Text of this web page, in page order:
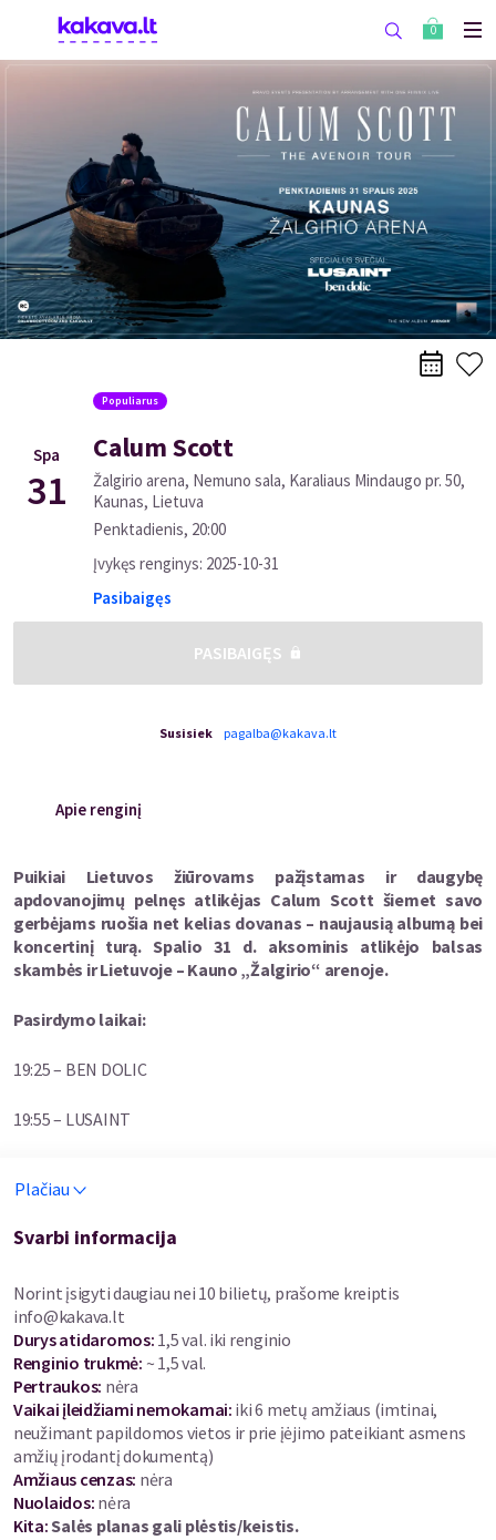
0
Spa
31
Populiarus
Calum Scott
Žalgirio arena, Nemuno sala, Karaliaus Mindaugo pr. 50,
Kaunas, Lietuva
Penktadienis, 20:00
Įvykęs renginys: 2025-10-31
Pasibaigęs
PASIBAIGĘS
Susisiek pagalba@kakava.lt
Apie renginį
Puikiai Lietuvos žiūrovams pažįstamas ir daugybę
apdovanojimų pelnęs atlikėjas Calum Scott šiemet savo
gerbėjams ruošia net kelias dovanas – naujausią albumą bei
koncertinį turą. Spalio 31 d. aksominis atlikėjo balsas
skambės ir Lietuvoje – Kauno „Žalgirio“ arenoje.
Pasirdymo laikai:
19:25 – BEN DOLIC
19:55 – LUSAINT
„Avenoir“, kuris bus pristatytas jau rugsėjo 12 d. Atlikėjas
odisėją.
Pirmieji du atlikėjo albumai „Only Human“ (2018 m.) ir „Bridges“
(2022 m.) tapo platininiais ir atnešė jam milžinišką populiarumą,
o į albumą įėjusios dainos „Rise“, „Biblical“, „You Are The
Reason“, „Dancing On My Own“ ir kitos tapo atlikėjo vizite
kortele bei laisvės ir meilės himnais. Gerbėjai visame pasaulyje
renkasi jo muziką kaip garso takelį svarbiems gyvenimo
įvykiams – nuo vestuvių iki atsisveikinimo akimirkų.
Naujojo albumo pavadinimas įkvėptas Johno Koenigo knygos
Plačiau
Svarbi informacija
Norint įsigyti daugiau nei 10 bilietų, prašome kreiptis
info@kakava.lt
Durys atidaromos: 1,5 val. iki renginio
Renginio trukmė: ~ 1,5 val.
Pertraukos: nėra
Vaikai įleidžiami nemokamai: iki 6 metų amžiaus (imtinai,
neužimant papildomos vietos ir prie įėjimo pateikiant asmens
amžių įrodantį dokumentą)
Amžiaus cenzas: nėra
Nuolaidos: nėra
Kita:Salės planas gali plėstis/keistis.